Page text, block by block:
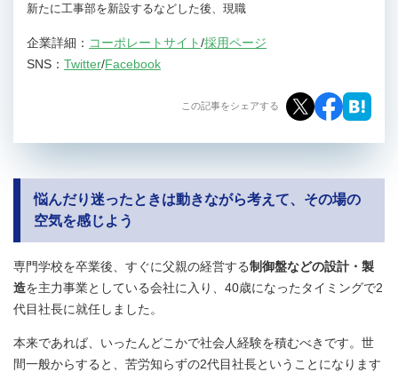
新たに工事部を新設するなどした後、現職
企業詳細： コーポレートサイト/採用ページ
SNS： Twitter/Facebook
この記事をシェアする
悩んだり迷ったときは動きながら考えて、その場の
空気を感じよう
専門学校を卒業後、すぐに父親の経営する制御盤などの設計・製
造を主力事業としている会社に入り、40歳になったタイミングで2
代目社長に就任しました。
本来であれば、いったんどこかで社会人経験を積むべきです。世
間一般からすると、苦労知らずの2代目社長ということになります